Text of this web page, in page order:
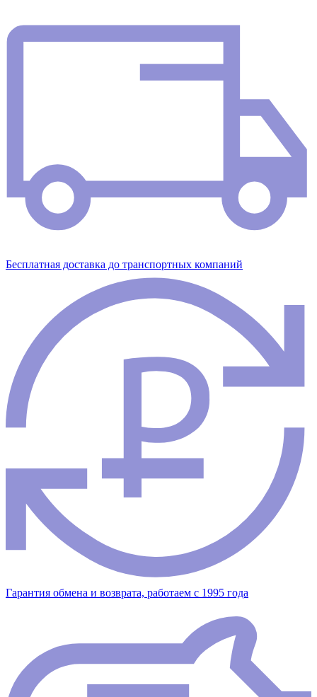
Бесплатная доставка до транспортных компаний
Гарантия обмена и возврата, работаем с 1995 года